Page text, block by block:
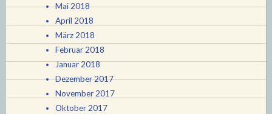
Mai 2018
April 2018
März 2018
Februar 2018
Januar 2018
Dezember 2017
November 2017
Oktober 2017